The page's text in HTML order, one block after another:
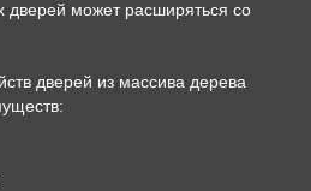
дверей может расширяться со
дверей из массива дерева